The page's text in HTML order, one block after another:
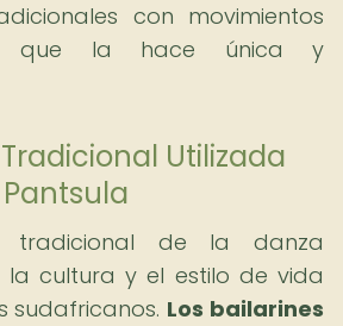
con movimientos
que la hace única y
Utilizada
tradicional de la danza
la cultura y el estilo de vida
sudafricanos. Los bailarines